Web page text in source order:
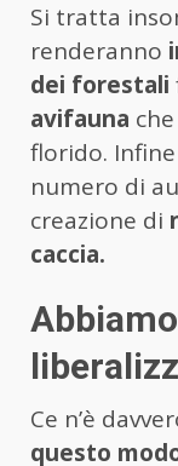
Si tratta
renderanno
dei forestali
avifauna
florido.
numero di
creazione di
caccia.
Ce n’è
questo